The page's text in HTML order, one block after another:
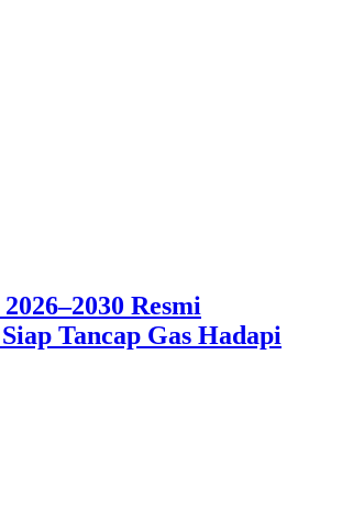
Resmi
Tancap Gas Hadapi